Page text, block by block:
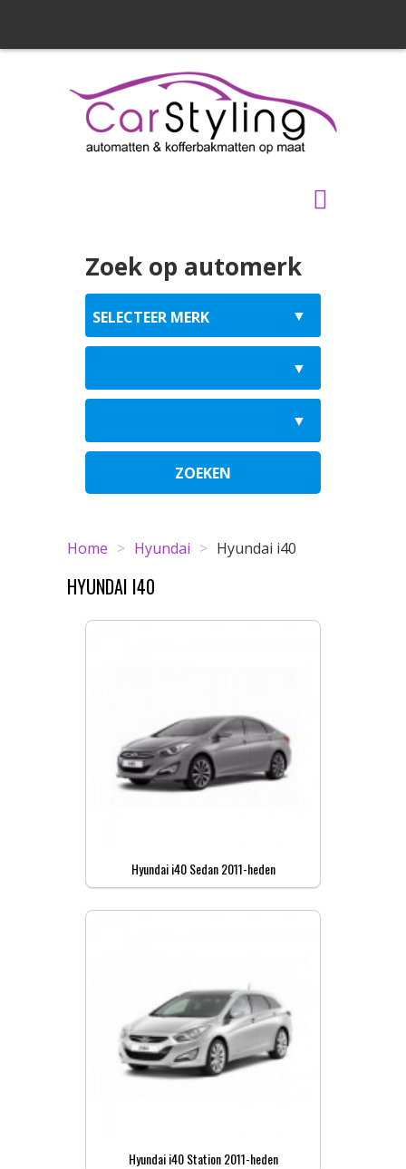
Zoek op automerk
ZOEKEN
Home > Hyundai > Hyundai i40
HYUNDAI I40
Hyundai i40 Sedan 2011-heden
Hyundai i40 Station 2011-heden